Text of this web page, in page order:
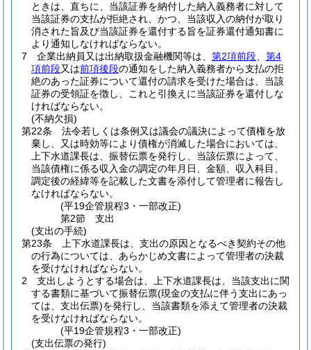
ときは、直ちに、当該証券を納付した納入義務者に対して
当該証券の支払が拒絶され、かつ、当該収入の納付が取り
消された旨及び当該証券を還付する旨を証券還付通知書に
より通知しなければならない。
7
企業出納員又は出納取扱金融機関等は、 第2項前段
第4
項前段又は前項後段の通知をした納入義務者から支払の拒
絶のあった証券について還付の請求を受けた場合は、当該
証券の受領証を徴し、これと引換えに当該証券を還付しな
ければならない。
(不納欠損)
第22条
法令若しくは条例又は議会の議決によって債権を放
棄し、又は時効等により債権が消滅した場合においては、
上下水道課長は、振替伝票を発行し、当該伝票によって、
当該債権に係る収入金の調定の年月日、金額、収入科目、
調定後の経緯等を記載した文書を添付して管理者に報告し
なければならない。
(平19企管規程3・一部改正)
第2節
支出
(支出の手続)
第23条
上下水道課長は、支出の原因となるべき契約その他
の行為については、あらかじめ文書によって管理者の決裁
を受けなければならない。
2
支出しようとする場合は、上下水道課長は、当該支出に関
する書類に基づいて振替伝票(現金の支払に伴う支出にあっ
ては、支出伝票)を発行し、当該書類を添えて管理者の決裁
を受けなければならない。
(平19企管規程3・一部改正)
(支出伝票の発行)